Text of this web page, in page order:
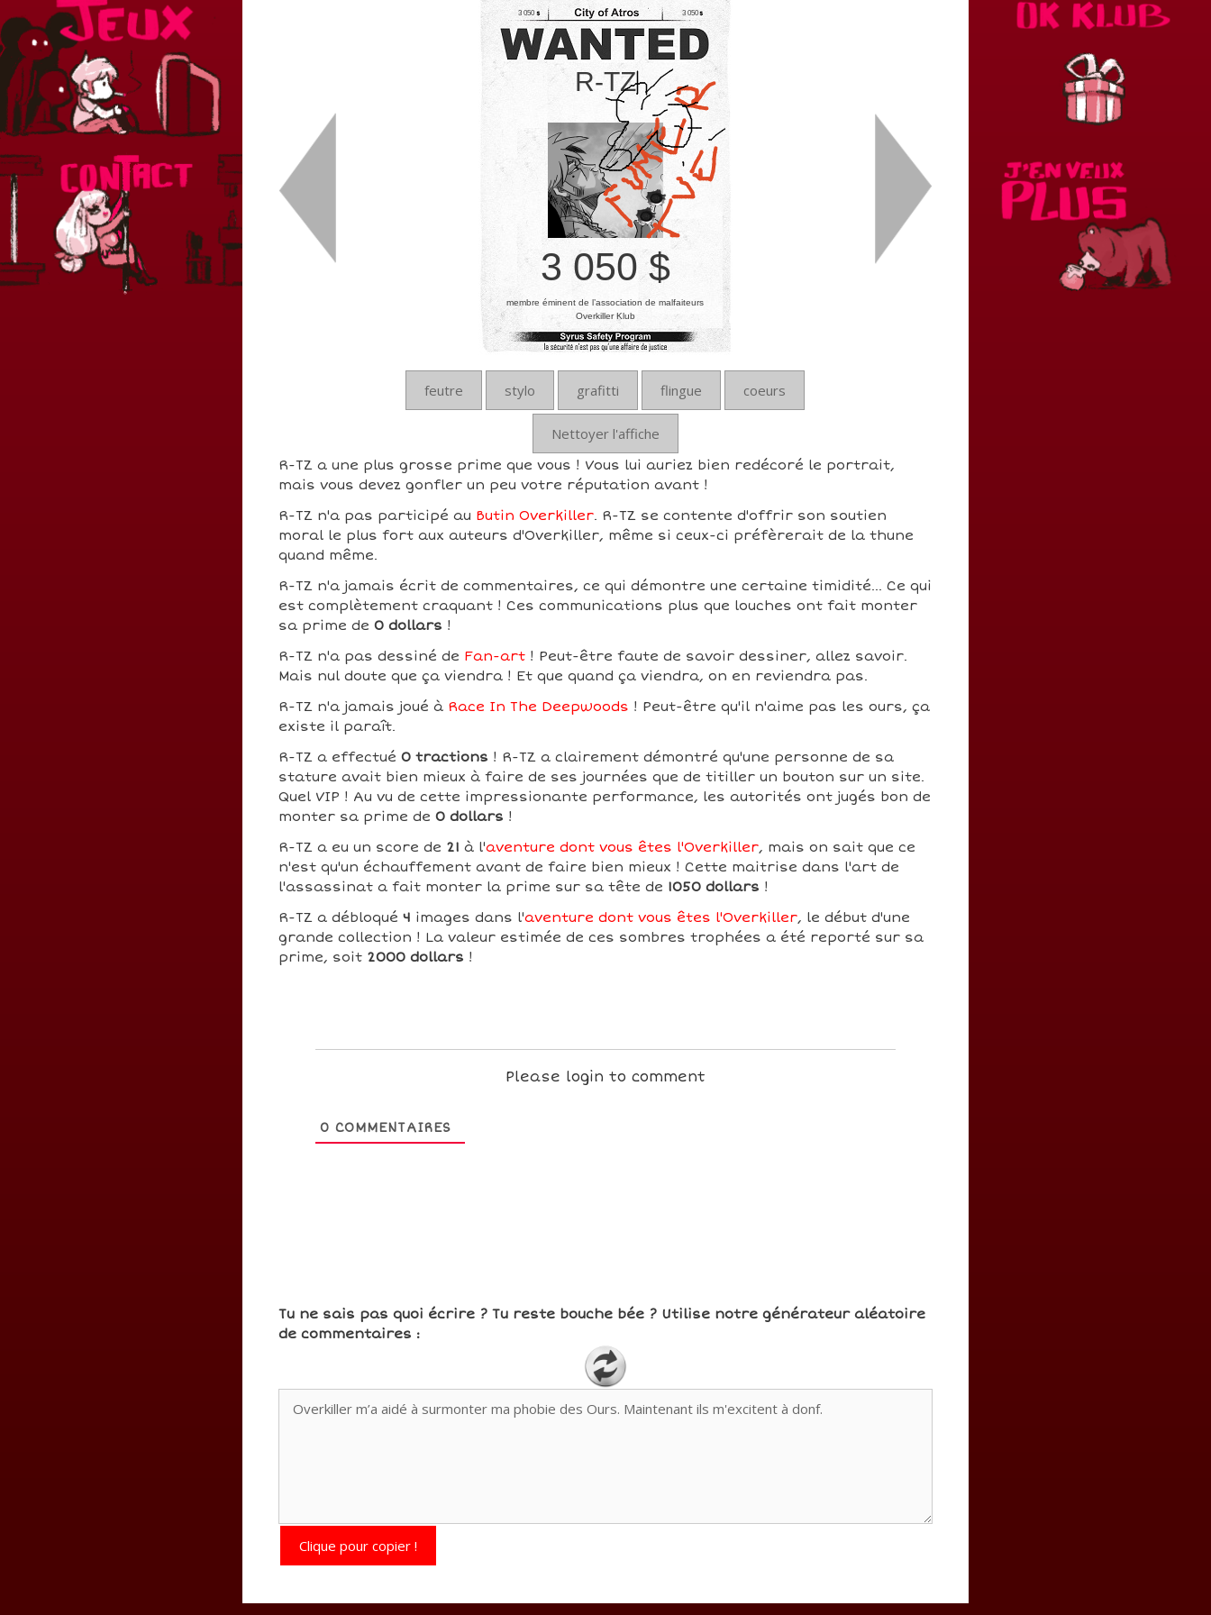
3 050
R-TZ
3 050
3 050 $
membre éminent de l’association de malfaiteurs
Overkiller Klub
feutre stylo grafitti flingue coeurs
Nettoyer l'affiche
R-TZ a une plus grosse prime que vous ! Vous lui auriez bien redécoré le portrait,
mais vous devez gonfler un peu votre réputation avant !
R-TZ n'a pas participé au Butin Overkiller. R-TZ se contente d'offrir son soutien
moral le plus fort aux auteurs d'Overkiller, même si ceux-ci préfèrerait de la thune
quand même.
R-TZ n'a jamais écrit de commentaires, ce qui démontre une certaine timidité... Ce qui
est complètement craquant ! Ces communications plus que louches ont fait monter
sa prime de 0 dollars !
R-TZ n'a pas dessiné de Fan-art! Peut-être faute de savoir dessiner, allez savoir.
Mais nul doute que ça viendra ! Et que quand ça viendra, on en reviendra pas.
R-TZ n'a jamais joué à Race In The Deepwoods ! Peut-être qu'il n'aime pas les ours, ça
existe il paraît.
R-TZ a effectué 0 tractions ! R-TZ a clairement démontré qu'une personne de sa
stature avait bien mieux à faire de ses journées que de titiller un bouton sur un site.
Quel VIP ! Au vu de cette impressionante performance, les autorités ont jugés bon de
monter sa prime de 0 dollars !
R-TZ a eu un score de 21 à l'aventure dont vous êtes l'Overkiller, mais on sait que ce
n'est qu'un échauffement avant de faire bien mieux ! Cette maitrise dans l'art de
l'assassinat a fait monter la prime sur sa tête de 1050 dollars !
R-TZ a débloqué 4 images dans l'aventure dont vous êtes l'Overkiller, le début d'une
grande collection ! La valeur estimée de ces sombres trophées a été reporté sur sa
prime, soit 2000 dollars !
Please login to comment
0 COMMENTAIRES
Tu ne sais pas quoi écrire ? Tu reste bouche bée ? Utilise notre générateur aléatoire
de commentaires :
Clique pour copier !